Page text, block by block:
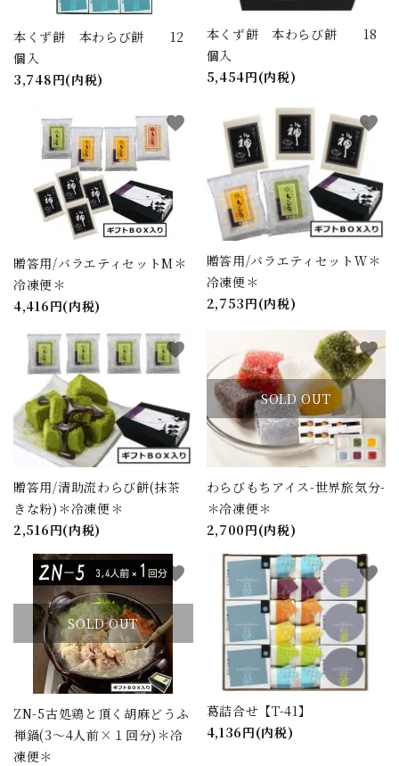
本くず餅 本わらび餅 12
個入
3,748円(内税)
本くず餅 本わらび餅 18
個入
5,454円(内税)
贈答用/バラエティセットM＊
冷凍便＊
4,416円(内税)
favorite
贈答用/バラエティセットＷ＊
冷凍便＊
2,753円(内税)
favorite
贈答用/清助流わらび餅(抹茶
きな粉)＊冷凍便＊
2,516円(内税)
favorite
SOLD OUT
わらびもちアイス-世界旅気分-
＊冷凍便＊
2,700円(内税)
favorite
SOLD OUT
ZN-5古処鶏と頂く胡麻どうふ
禅鍋(3～4人前×１回分)＊冷
凍便＊
favorite
葛詰合せ【T-41】
4,136円(内税)
favorite
カテゴリー
検索する
close